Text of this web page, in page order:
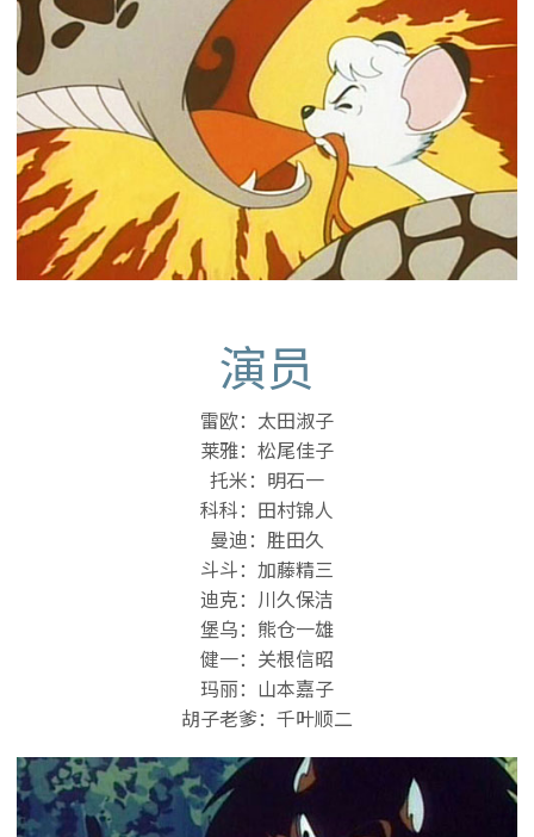
演员
雷欧：太田淑子
莱雅：松尾佳子
托米：明石一
科科：田村锦人
曼迪：胜田久
斗斗：加藤精三
迪克：川久保洁
堡乌：熊仓一雄
健一：关根信昭
玛丽：山本嘉子
胡子老爹：千叶顺二